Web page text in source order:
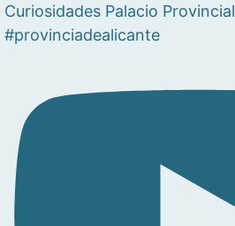
Curiosidades Palacio Provincial
#provinciadealicante